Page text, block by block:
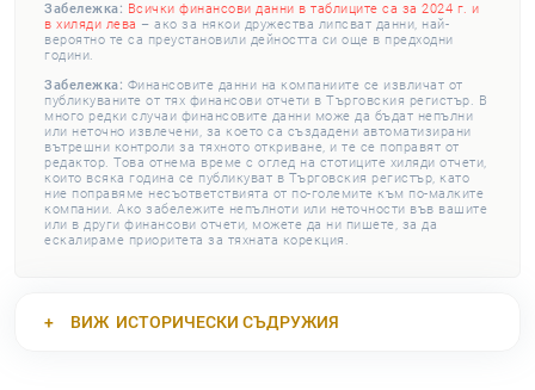
Забележка: Всички финансови данни в таблиците са за 2024 г. и
в хиляди лева – ако за някои дружества липсват данни, най-
вероятно те са преустановили дейността си още в предходни
години.
Забележка: Финансовите данни на компаниите се извличат от
публикуваните от тях финансови отчети в Търговския регистър. В
много редки случаи финансовите данни може да бъдат непълни
или неточно извлечени, за което са създадени автоматизирани
вътрешни контроли за тяхното откриване, и те се поправят от
редактор. Това отнема време с оглед на стотиците хиляди отчети,
които всяка година се публикуват в Търговския регистър, като
ние поправяме несъответствията от по-големите към по-малките
компании. Ако забележите непълноти или неточности във вашите
или в други финансови отчети, можете да ни пишете, за да
ескалираме приоритета за тяхната корекция.
ВИЖ ИСТОРИЧЕСКИ СЪДРУЖИЯ